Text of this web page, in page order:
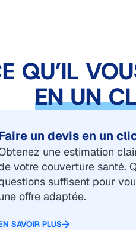
QU’IL
EN UN
un devis en un
une estimation
votre couverture santé.
suffisent pour
offre adaptée.
SAVOIR PLUS